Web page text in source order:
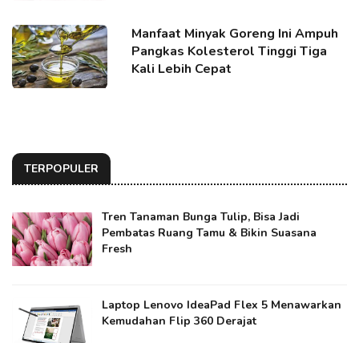
Manfaat Minyak Goreng Ini Ampuh
Pangkas Kolesterol Tinggi Tiga
Kali Lebih Cepat
TERPOPULER
Tren Tanaman Bunga Tulip, Bisa Jadi
Pembatas Ruang Tamu & Bikin Suasana
Fresh
Laptop Lenovo IdeaPad Flex 5 Menawarkan
Kemudahan Flip 360 Derajat